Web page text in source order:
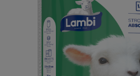
Lambi Home Towel hushållsark
Lambi Big hushållspapper
Lambi Paper Holder arkdispenser